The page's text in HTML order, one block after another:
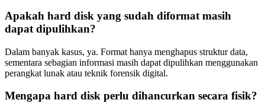
Apakah hard disk yang sudah diformat masih
dapat dipulihkan?
Dalam banyak kasus, ya. Format hanya menghapus struktur data,
sementara sebagian informasi masih dapat dipulihkan menggunakan
perangkat lunak atau teknik forensik digital.
Mengapa hard disk perlu dihancurkan secara fisik?